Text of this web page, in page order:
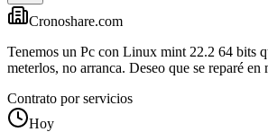
Cronoshare.com
Tenemos un Pc con Linux mint 22.2 64 bits
meterlos, no arranca. Deseo que se reparé
Contrato por servicios
Hoy